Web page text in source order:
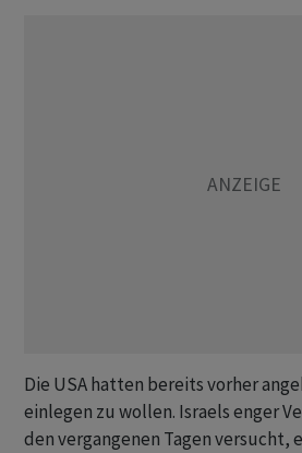
Die USA hatten bereits vorher
einlegen zu wollen. Israels enger
den vergangenen Tagen versucht,